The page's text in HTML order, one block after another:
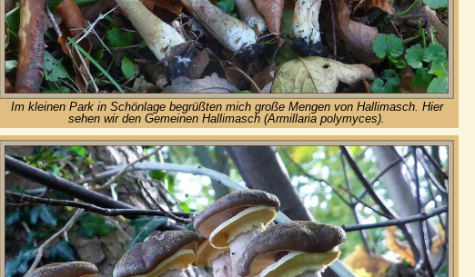
Im kleinen Park in Schönlage begrüßten mich große Mengen von Hallimasch. Hier
sehen wir den Gemeinen Hallimasch (Armillaria polymyces).